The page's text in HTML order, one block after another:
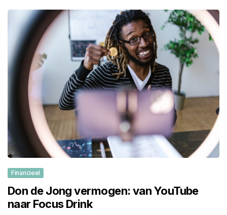
Financieel
Don de Jong vermogen: van YouTube
naar Focus Drink